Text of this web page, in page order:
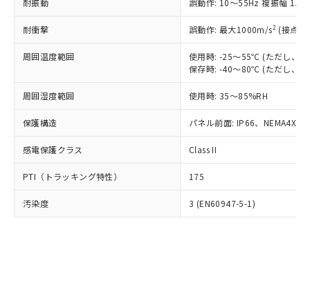
耐振動 誤動作: 10～55Hz 複振幅
耐衝撃 誤動作: 最大1000m/s2 (接点
周囲温度範囲
使用時: -25～55℃ (ただし、氷
保存時: -40～80℃ (ただし、氷
周囲湿度範囲 使用時: 35～85%RH
保護構造 パネル前面: IP66、NEMA4X,
感電保護クラス Class II
PTI（トラッキング特性） 175
汚染度 3 (EN60947-5-1)
正式な納期状況および標準価格はお客
様のお取引先、またはお客様担当のオ
ムロン制御機器販売店・当社販売員に
オムロン制御機器販売店や当社販売拠
販売ネットワーク
」をご確認
在庫状況および標準価格結果を当社の
事前の承諾なく第三者に漏洩または開
示しないようお願いします。
マイパーツ機能（部品リスト作成サー
ビス）をご利用いただくには、I-Web
メンバーズにご登録されている必要が
お客様が当ウェブサイト上で当社にご
但し、RoHS指令で産業用監視および制御機器に対する
適用除外項目は除く。
フタル酸エステル類の４物質については閾値を超える意
図的な使用がないことを確認しています。
部品在庫の切り替え状況などにより、予定
月が前後することがあります。
※3 非含有証明書ダウンロード
DBP(フタル酸ジブチル) : 1000ppm、 DIBP(フタル酸ジ
イソブチル) : 1000ppm、 BBP(フタル酸ブチルベンジ
DEHP(フタル酸ビス(2-エチルヘキシル)) : 1000ppm
準値以下であることを示します。
「10」：通常の使用状況下において有害物
質が外部に漏えいし、環境に深刻な影響を
及ぼさない年数を意味します。
「－」：未確認です。当社販売部門へお問
全に破砕するなど、違法に輸出されな
いよう必要な手段を講じます。
当社は貴社製品を、核兵器、ミサイ
ル、化学兵器、生物兵器またはその他
武器並びにこれらの製造装置等に一切
当社は、貴社製品を第三者に販売する
場合は、上記1、2および3の内容を当
該第三者に通知します。また当社は、
販売先および販売に係わる関係者が違
法に輸出するおそれがある場合は、取
り引きをいたしません。
一定数には満たないが在庫あり
－
在庫なし(最新の在庫状況につ
いては、お客様のお取引先、ま
たはお客様担当のオムロン制御
機器販売店・当社販売員にご確
空
受注生産機種、また在庫状況の
情報を公開していない機種